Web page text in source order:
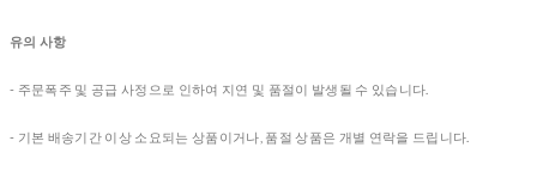
유의 사항
- 주문폭주 및 공급 사정으로 인하여 지연 및 품절이 발생될 수 있습니다.
- 기본 배송기간 이상 소요되는 상품이거나, 품절 상품은 개별 연락을 드립니다.